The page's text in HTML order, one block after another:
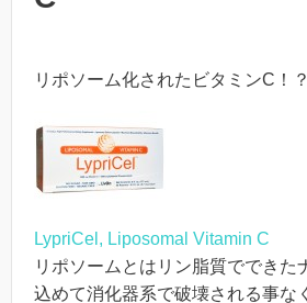
リポソーム化されたビタミンC！？
LypriCel, Liposomal Vitamin C
リポソームとはリン脂質でできた
込めて消化器系で破壊される事な